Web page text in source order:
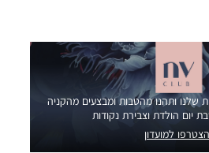
שלנו ותהנו מהטבות ומבצעים מהקניה
יום הולדת וצבירת נקודות
הצטרפו למועדון